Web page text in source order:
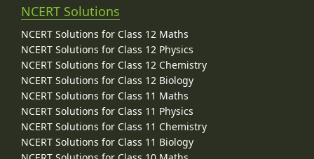
NCERT Solutions
NCERT Solutions for Class 12 Maths
NCERT Solutions for Class 12 Physics
NCERT Solutions for Class 12 Chemistry
NCERT Solutions for Class 12 Biology
NCERT Solutions for Class 11 Maths
NCERT Solutions for Class 11 Physics
NCERT Solutions for Class 11 Chemistry
NCERT Solutions for Class 11 Biology